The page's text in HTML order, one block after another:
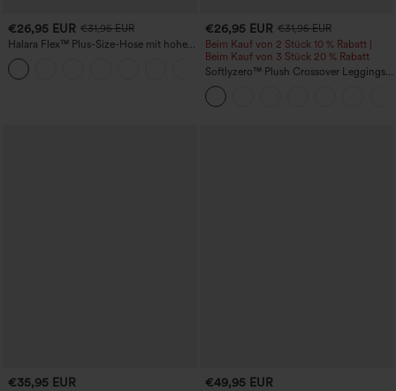
€26,95 EUR €31,95 EUR
Halara Flex™ Plus-Size-Hose mit hohem
Bund, plissierte Seitentaschen und
weitem Bein
+3
€26,95 EUR €31,95 EUR
Beim Kauf von 2 Stück 10 % Rabatt |
Beim Kauf von 3 Stück 20 % Rabatt
Softlyzero™ Plush Crossover Leggings
mit Taschen-UPF50+
€35,95 EUR €49,95 EUR